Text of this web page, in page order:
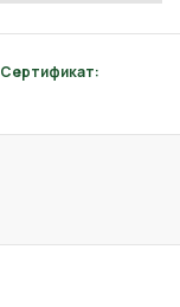
Сертификат: